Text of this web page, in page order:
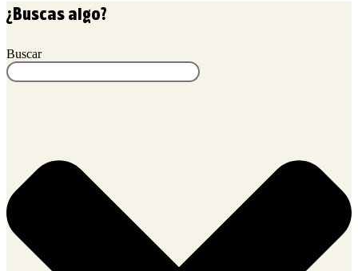
¿Buscas algo?
Buscar